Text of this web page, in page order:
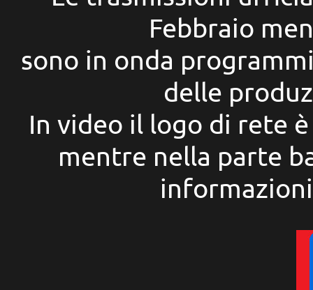
Febbraio
sono in onda
delle
In video il logo di rete
mentre nella parte